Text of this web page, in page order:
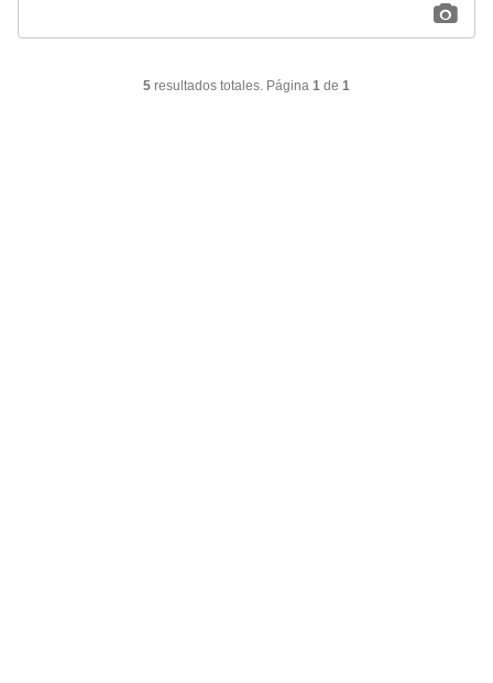
5 resultados totales. Página 1 de 1